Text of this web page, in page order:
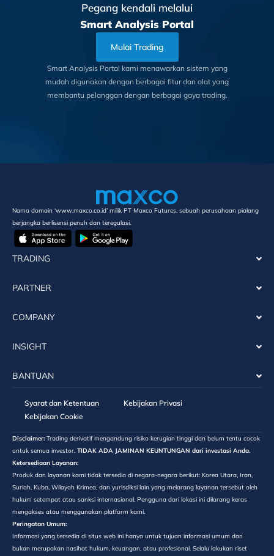
Pegang kendali melalui
Smart Analysis Portal
Mulai Trading
Smart Analysis Portal kami menawarkan sistem yang
mudah digunakan dengan berbagai fitur dan alat yang
membantu pelanggan dengan berbagai gaya trading.
Nama domain ‘www.maxco.co.id’ milik PT Maxco Futures, sebuah perusahaan pialang
berjangka berlisensi penuh dan teregulasi.
TRADING
PARTNER
COMPANY
INSIGHT
BANTUAN
Syarat dan Ketentuan
Kebijakan Privasi
Kebijakan Cookie
Disclaimer: Trading derivatif mengandung risiko kerugian tinggi dan belum tentu cocok
untuk semua investor. TIDAK ADA JAMINAN KEUNTUNGAN dari investasi Anda.
Ketersediaan Layanan:
Produk dan layanan kami tidak tersedia di negara-negara berikut: Korea Utara, Iran,
Suriah, Kuba, Wilayah Krimea, dan yurisdiksi lain yang melarang layanan tersebut oleh
hukum setempat atau sanksi internasional. Pengguna dari lokasi ini dilarang keras
mengakses atau menggunakan platform kami.
Peringatan Umum:
Informasi yang tersedia di situs web ini hanya untuk tujuan informasi umum dan
bukan merupakan nasihat hukum, keuangan, atau profesional. Selalu lakukan riset